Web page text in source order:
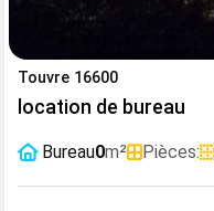
Touvre 16600
location de bureau
Bureau0m² Pièces: